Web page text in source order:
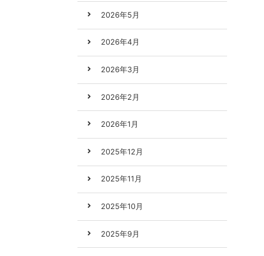
2026年5月
2026年4月
2026年3月
2026年2月
2026年1月
2025年12月
2025年11月
2025年10月
2025年9月